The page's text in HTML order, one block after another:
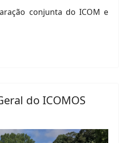
conjunta do ICOM e
do ICOMOS